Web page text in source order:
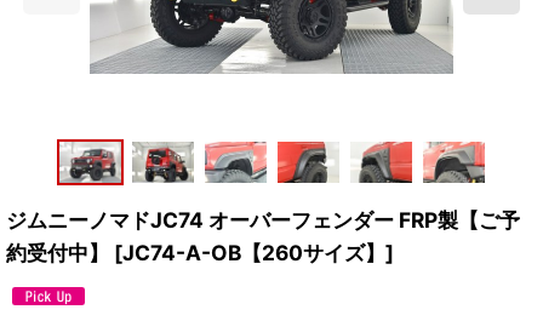
ジムニーノマドJC74 オーバーフェンダー FRP製【ご予
約受付中】
[JC74-A-OB【260サイズ】 ]